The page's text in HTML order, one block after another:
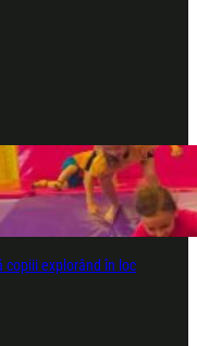
copiii explorând în loc